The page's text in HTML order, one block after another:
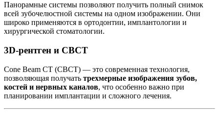
Панорамные системы позволяют получить полный снимок
всей зубочелюстной системы на одном изображении. Они
широко применяются в ортодонтии, имплантологии и
хирургической стоматологии.
3D-рентген и CBCT
Cone Beam CT (CBCT) — это современная технология,
позволяющая получать трехмерные изображения зубов,
костей и нервных каналов, что особенно важно при
планировании имплантации и сложного лечения.